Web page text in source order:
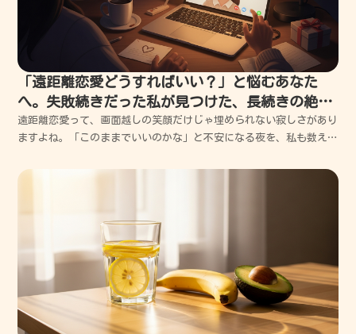
「遠距離恋愛どうすればいい？」と悩むあなた
へ。失敗続きだった私が見つけた、長続きの絶対
条件
遠距離恋愛って、画面越しの笑顔だけじゃ埋められない寂しさがあり
ますよね。「このままでいいのかな」と不安になる夜を、私も数え切
の距離を縮めるコツ」をすべてお伝えするので、一緒に一歩ずつ進ん